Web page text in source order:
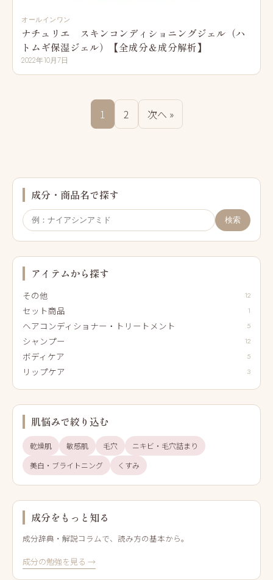
オールインワン
ナチュリエ スキンコンディショニングジェル（ハ
トムギ保湿ジェル）【全成分＆成分解析】
2022年10月7日
1 2 次へ »
成分・商品名で探す
検索
アイテムから探す
その他 12
セット商品 1
ヘアコンディショナー・トリートメント 5
シャンプー 12
ボディケア 5
リップケア 3
肌悩みで絞り込む
乾燥肌 敏感肌 毛穴
ニキビ・毛穴詰まり
美白・ブライトニング
くすみ
成分をもっと知る
成分辞典・解説コラムで、読み方の基本から。
成分の勉強を見る →